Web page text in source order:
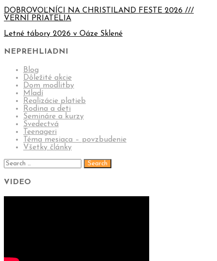
DOBROVOĽNÍCI NA CHRISTILAND FESTE 2026 ///
VERNÍ PRIATELIA
Letné tábory 2026 v Oáze Sklené
NEPREHLIADNI
Blog
Dôležité akcie
Dom modlitby
Mladí
Realizácie platieb
Rodina a deti
Semináre a kurzy
Svedectvá
Teenageri
Téma mesiaca – povzbudenie
Všetky články
VIDEO